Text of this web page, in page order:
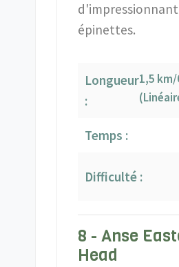
épinettes.
Longueur
:
1,5 km/
Temps :
Difficulté :
8 - Anse
Head